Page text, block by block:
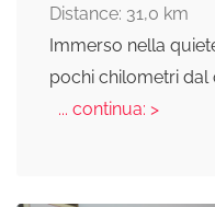
Distance: 31,0 km
Immerso nella
pochi chilometri
... continua: >